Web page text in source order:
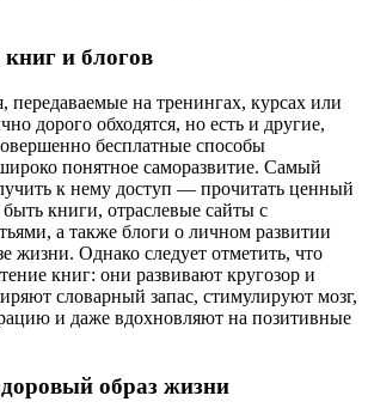
и блогов
передаваемые на тренингах, курсах или
дорого обходятся, но есть и другие,
бесплатные способы
понятное саморазвитие. Самый
к нему доступ — прочитать ценный
книги, отраслевые сайты с
а также блоги о личном развитии
жизни. Однако следует отметить, что
книг: они развивают кругозор и
словарный запас, стимулируют мозг,
и даже вдохновляют на позитивные
образ жизни